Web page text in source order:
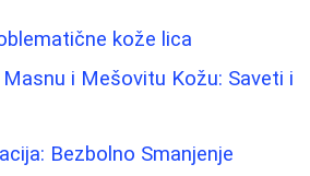
kože lica
i Mešovitu Kožu: Saveti i
Bezbolno Smanjenje